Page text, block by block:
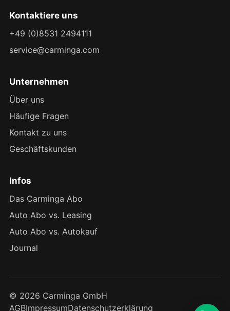
Kontaktiere uns
+49 (0)8531 2494111
service@carminga.com
Unternehmen
Über uns
Häufige Fragen
Kontakt zu uns
Geschäftskunden
Infos
Das Carminga Abo
Auto Abo vs. Leasing
Auto Abo vs. Autokauf
Journal
© 2026 Carminga GmbH
AGBImpressumDatenschutzerklärung